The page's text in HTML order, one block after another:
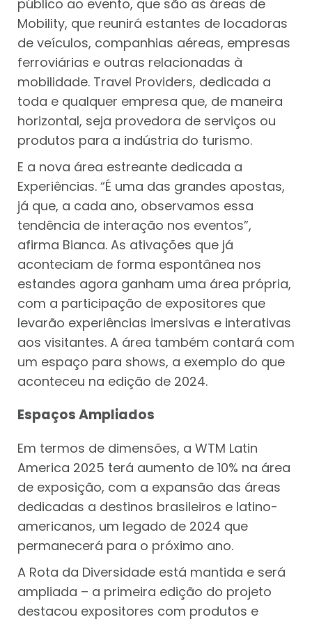
público ao evento, que são as áreas de
Mobility, que reunirá estantes de locadoras
de veículos, companhias aéreas, empresas
ferroviárias e outras relacionadas à
mobilidade. Travel Providers, dedicada a
toda e qualquer empresa que, de maneira
horizontal, seja provedora de serviços ou
produtos para a indústria do turismo.
E a nova área estreante dedicada a
Experiências. “É uma das grandes apostas,
já que, a cada ano, observamos essa
tendência de interação nos eventos”,
afirma Bianca. As ativações que já
aconteciam de forma espontânea nos
estandes agora ganham uma área própria,
com a participação de expositores que
levarão experiências imersivas e interativas
aos visitantes. A área também contará com
um espaço para shows, a exemplo do que
aconteceu na edição de 2024.
Espaços Ampliados
Em termos de dimensões, a WTM Latin
America 2025 terá aumento de 10% na área
de exposição, com a expansão das áreas
dedicadas a destinos brasileiros e latino-
americanos, um legado de 2024 que
permanecerá para o próximo ano.
A Rota da Diversidade está mantida e será
ampliada – a primeira edição do projeto
destacou expositores com produtos e